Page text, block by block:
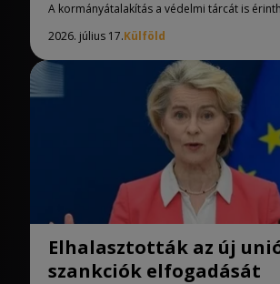
A kormányátalakítás a védelmi tárcát is
2026. július 17.Külföld
Elhalasztották az új
szankciók elfogadását